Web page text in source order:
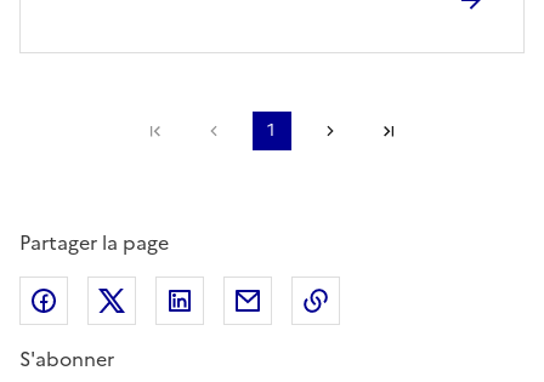
Première pagePage précédente
1 Page suivante
Partager la page
Partager sur Facebook
Partager sur X (anciennement Twitter)
Partager sur LinkedIn
Partager par email
S'abonner